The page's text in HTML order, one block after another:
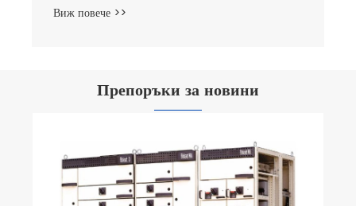
Виж повече >>
Препоръки за новини
Къде се използват главно Bevel Gears?
Виж повече >>